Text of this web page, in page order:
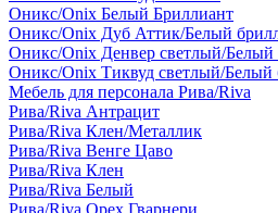
Оникс/Onix Белый Бриллиант
Оникс/Onix Дуб Аттик/Белый
Оникс/Onix Денвер светлый/Белый
Оникс/Onix Тиквуд светлый/Белый
Мебель для персонала Рива/Riva
Рива/Riva Антрацит
Рива/Riva Клен/Металлик
Рива/Riva Венге Цаво
Рива/Riva Клен
Рива/Riva Белый
Рива/Riva Орех Гварнери